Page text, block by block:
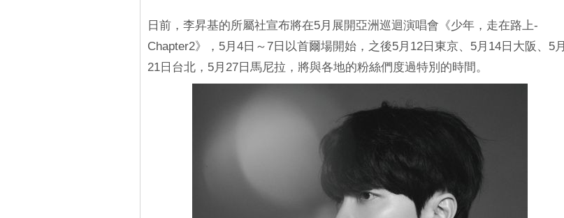
日前，李昇基的所屬社宣布將在5月展開亞洲巡迴演唱會《少年，走在路上-
Chapter2》，5月4日～7日以首爾場開始，之後5月12日東京、5月14日大阪、5月
21日台北，5月27日馬尼拉，將與各地的粉絲們度過特別的時間。